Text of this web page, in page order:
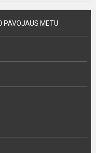
PAVOJAUS METU